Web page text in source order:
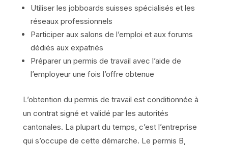
Utiliser les jobboards suisses spécialisés et les
réseaux professionnels
Participer aux salons de l’emploi et aux forums
dédiés aux expatriés
Préparer un permis de travail avec l’aide de
l’employeur une fois l’offre obtenue
L’obtention du permis de travail est conditionnée à
un contrat signé et validé par les autorités
cantonales. La plupart du temps, c’est l’entreprise
qui s’occupe de cette démarche. Le permis B,